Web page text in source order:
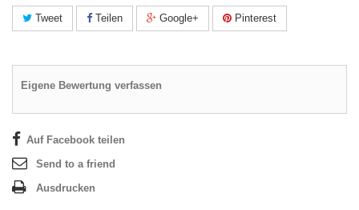
Tweet Teilen Google+ Pinterest
Eigene Bewertung verfassen
Auf Facebook teilen
Send to a friend
Ausdrucken